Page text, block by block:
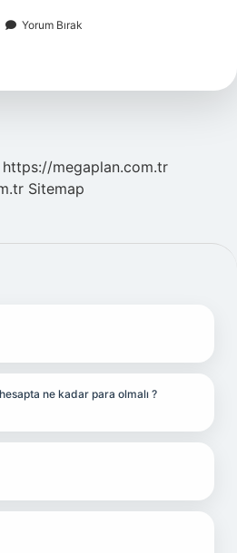
Yorum Bırak
https://megaplan.com.tr
Sitemap
ne kadar para olmalı ?